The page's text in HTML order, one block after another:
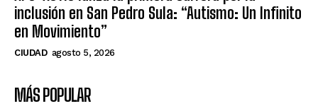
inclusión en San Pedro Sula: “Autismo: Un Infinito
en Movimiento”
CIUDAD agosto 5, 2026
MÁS POPULAR